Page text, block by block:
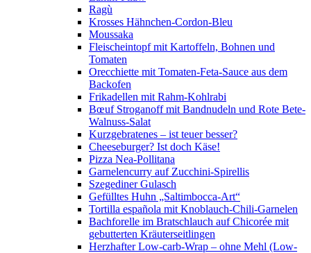
Ragù
Krosses Hähnchen-Cordon-Bleu
Moussaka
Fleischeintopf mit Kartoffeln, Bohnen und
Tomaten
Orecchiette mit Tomaten-Feta-Sauce aus dem
Backofen
Frikadellen mit Rahm-Kohlrabi
Bœuf Stroganoff mit Bandnudeln und Rote Bete-
Walnuss-Salat
Kurzgebratenes – ist teuer besser?
Cheeseburger? Ist doch Käse!
Pizza Nea-Pollitana
Garnelencurry auf Zucchini-Spirellis
Szegediner Gulasch
Gefülltes Huhn „Saltimbocca-Art“
Tortilla española mit Knoblauch-Chili-Garnelen
Bachforelle im Bratschlauch auf Chicorée mit
gebutterten Kräuterseitlingen
Herzhafter Low-carb-Wrap – ohne Mehl (Low-